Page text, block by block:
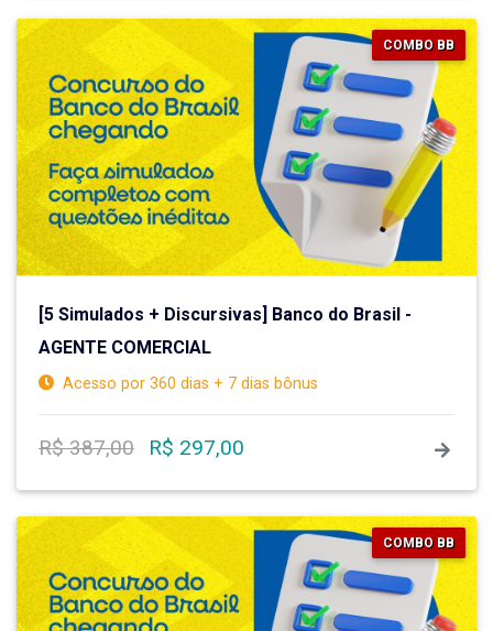
COMBO BB
[5 Simulados + Discursivas] Banco do Brasil -
AGENTE COMERCIAL
Acesso por 360 dias + 7 dias bônus
R$ 387,00 R$ 297,00
COMBO BB